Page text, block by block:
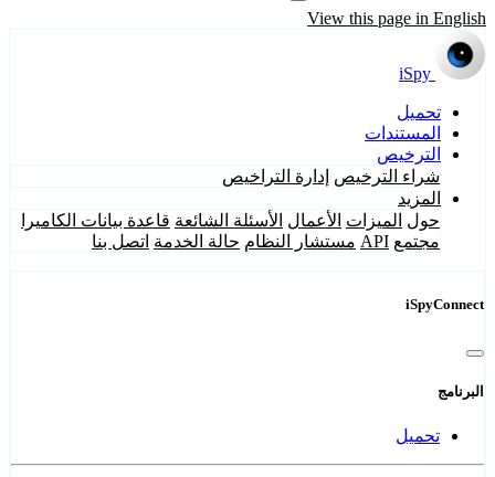
View this page in English
iSpy
تحميل
المستندات
الترخيص
شراء الترخيص إدارة التراخيص
المزيد
حول الميزات الأعمال الأسئلة الشائعة قاعدة بيانات الكاميرا
مجتمع API مستشار النظام حالة الخدمة اتصل بنا
iSpyConnect
البرنامج
تحميل